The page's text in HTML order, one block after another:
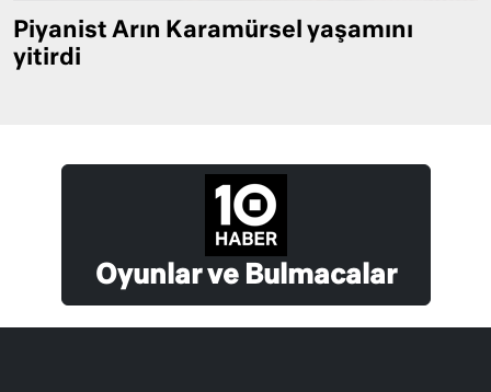
Piyanist Arın Karamürsel yaşamını
yitirdi
Oyunlar ve Bulmacalar